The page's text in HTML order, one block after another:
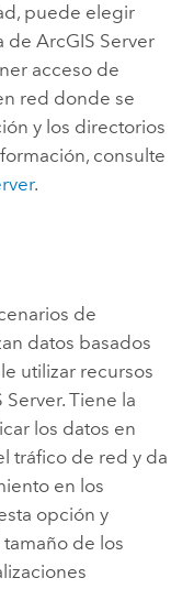
puede elegir
de ArcGIS Server
acceso de
red donde se
y los directorios
consulte
.
de
datos basados
utilizar recursos
Server. Tiene la
los datos en
tráfico de red y da
en los
opción y
de los